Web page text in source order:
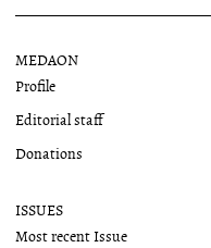
MEDAON
Profile
Editorial staff
Donations
ISSUES
Most recent Issue